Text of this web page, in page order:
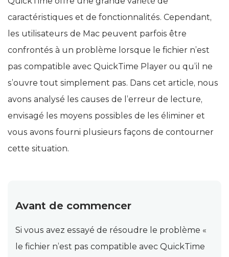
caractéristiques et de fonctionnalités. Cependant,
les utilisateurs de Mac peuvent parfois être
confrontés à un problème lorsque le fichier n’est
pas compatible avec QuickTime Player ou qu’il ne
s’ouvre tout simplement pas. Dans cet article, nous
avons analysé les causes de l’erreur de lecture,
envisagé les moyens possibles de les éliminer et
vous avons fourni plusieurs façons de contourner
cette situation.
Avant de commencer
Si vous avez essayé de résoudre le problème «
le fichier n’est pas compatible avec QuickTime